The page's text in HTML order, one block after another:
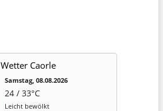
Wetter Caorle
Samstag, 08.08.2026
24 / 33°C
Leicht bewölkt